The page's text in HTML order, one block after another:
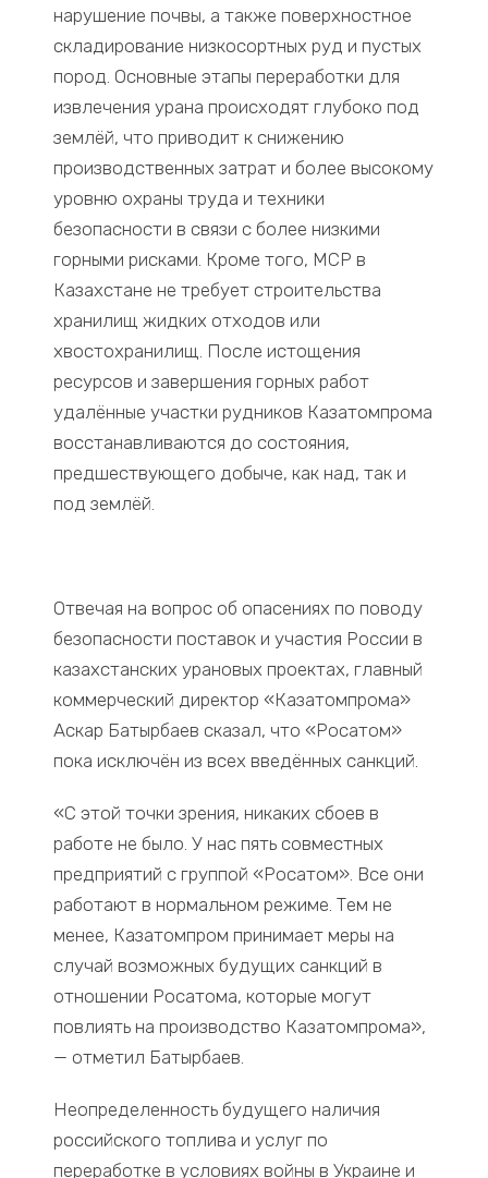
нарушение почвы, а также поверхностное
складирование низкосортных руд и пустых
пород. Основные этапы переработки для
извлечения урана происходят глубоко под
землёй, что приводит к снижению
производственных затрат и более высокому
уровню охраны труда и техники
безопасности в связи с более низкими
горными рисками. Кроме того, МСР в
Казахстане не требует строительства
хранилищ жидких отходов или
хвостохранилищ. После истощения
ресурсов и завершения горных работ
удалённые участки рудников Казатомпрома
восстанавливаются до состояния,
предшествующего добыче, как над, так и
под землёй.
Отвечая на вопрос об опасениях по поводу
безопасности поставок и участия России в
казахстанских урановых проектах, главный
коммерческий директор «Казатомпрома»
Аскар Батырбаев сказал, что «Росатом»
пока исключён из всех введённых санкций.
«С этой точки зрения, никаких сбоев в
работе не было. У нас пять совместных
предприятий с группой «Росатом». Все они
работают в нормальном режиме. Тем не
менее, Казатомпром принимает меры на
случай возможных будущих санкций в
отношении Росатома, которые могут
повлиять на производство Казатомпрома»,
— отметил Батырбаев.
Неопределенность будущего наличия
российского топлива и услуг по
переработке в условиях войны в Украине и